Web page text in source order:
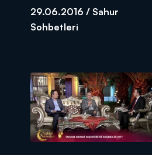
29.06.2016 / Sahur
Sohbetleri